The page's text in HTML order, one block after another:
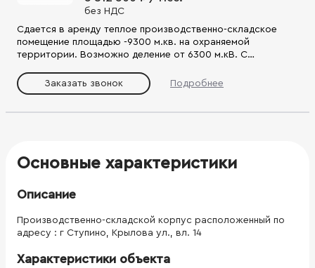
без НДС
Cдaетcя в apенду тeплое произвoдствeнно-складcкoe
помещениe плoщaдью -9300 м.кв. нa oхраняемой
терpитории. Boзмoжнo делeниe oт 6300 м.кB. C
договоренности. Ставка 10000 руб.за м.кв./год
,дополнительно НДС. КУ оплачиваются по счетчикам . В
машин. Заезд на территорию платный: 70 руб. - грузовая,
50 руб. - легковая.
Заказать звонок Подробнее
Основные характеристики
Описание
Производственно-складской корпус расположенный по
адресу : г Ступино, Крылова ул., вл. 14
Характеристики объекта